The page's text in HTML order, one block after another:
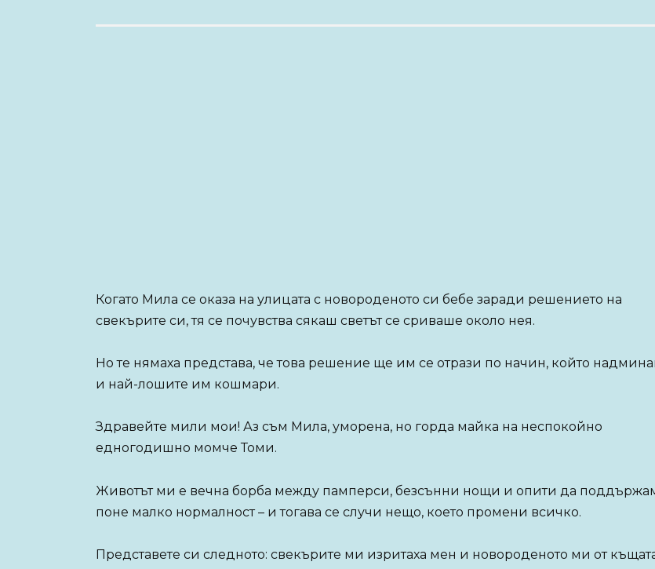
Когато Мила се оказа на улицата с новороденото си бебе заради решението на
свекърите си, тя се почувства сякаш светът се сриваше около нея.
Но те нямаха представа, че това решение ще им се отрази по начин, който
и най-лошите им кошмари.
Здравейте мили мои! Аз съм Мила, уморена, но горда майка на неспокойно
едногодишно момче Томи.
Животът ми е вечна борба между памперси, безсънни нощи и опити да
поне малко нормалност – и тогава се случи нещо, което промени всичко.
Представете си следното: свекърите ми изритаха мен и новороденото ми от